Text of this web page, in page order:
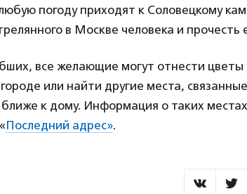
погоду приходят к Соловецкому
в Москве человека и прочесть
все желающие могут отнести цветы
или найти другие места,
к дому. Информация о таких
Последний адрес».